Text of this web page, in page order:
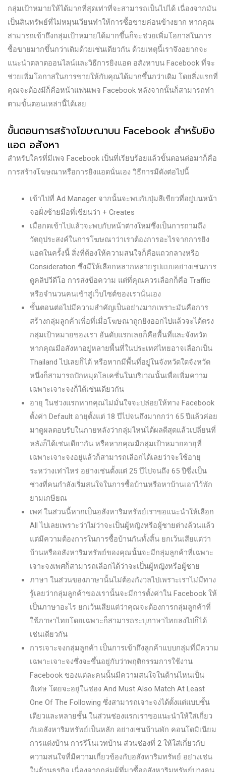
กลุ่มเป้าหมายให้ได้มากที่สุดเท่าที่จะสามารถเป็นไปได้ เนื่องจากมัน
เป็นสินทรัพย์ที่ไม่หมุนเวียนทำให้การซื้อขายค่อนข้างยาก หากคุณ
สามารถเข้าถึงกลุ่มเป้าหมายได้มากขึ้นก็จะช่วยเพิ่มโอกาสในการ
ซื้อขายมากขึ้นกว่าเดิมด้วยเช่นเดียวกัน ด้วยเหตุนี้เราจึงอยากจะ
แนะนำตลาดออนไลน์และวิธีการยิงแอด อสังหาบน Facebook ที่จะ
ช่วยเพิ่มโอกาสในการขายให้กับคุณได้มากขึ้นกว่าเดิม โดยสิ่งแรกที่
คุณจะต้องมีก็คือหน้าแฟนเพจ Facebook หลังจากนั้นก็สามารถทำ
ตามขั้นตอนเหล่านี้ได้เลย
ขั้นตอนการสร้างโฆษณาบน Facebook สำหรับยิง
แอด อสังหา
สำหรับใครที่มีเพจ Facebook เป็นที่เรียบร้อยแล้วขั้นตอนต่อมาก็คือ
การสร้างโฆษณาหรือการยิงแอดนั่นเอง วิธีการมีดังต่อไปนี้
เข้าไปที่ Ad Manager จากนั้นจะพบกับปุ่มสีเขียวที่อยู่บนหน้า
จอฝั่งซ้ายมือที่เขียนว่า + Creates
เมื่อกดเข้าไปแล้วจะพบกับหน้าต่างใหม่ซึ่งเป็นการถามถึง
วัตถุประสงค์ในการโฆษณาว่าเราต้องการอะไรจากการยิง
แอดในครั้งนี้ สิ่งที่ต้องให้ความสนใจก็คือแถวกลางหรือ
Consideration ซึ่งมีให้เลือกหลากหลายรูปแบบอย่างเช่นการ
ดูคลิปวีดีโอ การส่งข้อความ แต่ที่คุณควรเลือกก็คือ Traffic
หรือจำนวนคนเข้าสู่เว็บไซต์ของเรานั่นเอง
ขั้นตอนต่อไปมีความสำคัญเป็นอย่างมากเพราะมันคือการ
สร้างกลุ่มลูกค้าเพื่อที่เมื่อโฆษณาถูกยิงออกไปแล้วจะได้ตรง
กลุ่มเป้าหมายของเรา อันดับแรกเลยก็คือพื้นที่และจังหวัด
หากคุณมีอสังหาอยู่หลายพื้นที่ในประเทศไทยอาจเลือกเป็น
Thailand ไปเลยก็ได้ หรือหากมีพื้นที่อยู่ในจังหวัดใดจังหวัด
หนึ่งก็สามารถปักหมุดโลเคชั่นในบริเวณนั้นเพื่อเพิ่มความ
เฉพาะเจาะจงก็ได้เช่นเดียวกัน
อายุ ในช่วงแรกหากคุณไม่มั่นใจจะปล่อยให้ทาง Facebook
ตั้งค่า Default อายุตั้งแต่ 18 ปีไปจนถึงมากกว่า 65 ปีแล้วค่อย
มาดูผลตอบรับในภายหลังว่ากลุ่มไหนได้ผลดีสุดแล้วเปลี่ยนที่
หลังก็ได้เช่นเดียวกัน หรือหากคุณมีกลุ่มเป้าหมายอายุที่
เฉพาะเจาะจงอยู่แล้วก็สามารถเลือกได้เลยว่าจะใช้อายุ
ระหว่างเท่าไหร่ อย่างเช่นตั้งแต่ 25 ปีไปจนถึง 65 ปีซึ่งเป็น
ช่วงที่คนกำลังเริ่มสนใจในการซื้อบ้านหรือหาบ้านเอาไว้พัก
ยามเกษียณ
เพศ ในส่วนนี้หากเป็นอสังหาริมทรัพย์เราขอแนะนำให้เลือก
All ไปเลยเพราะว่าไม่ว่าจะเป็นผู้หญิงหรือผู้ชายต่างล้วนแล้ว
แต่มีความต้องการในการซื้อบ้านกันทั้งสิ้น ยกเว้นเสียแต่ว่า
บ้านหรืออสังหาริมทรัพย์ของคุณนั้นจะมีกลุ่มลูกค้าที่เฉพาะ
เจาะจงเพศก็สามารถเลือกได้ว่าจะเป็นผู้หญิงหรือผู้ชาย
ภาษา ในส่วนของภาษานั้นไม่ต้องกังวลไปเพราะเราไม่มีทาง
รู้เลยว่ากลุ่มลูกค้าของเรานั้นจะมีการตั้งค่าใน Facebook ให้
เป็นภาษาอะไร ยกเว้นเสียแต่ว่าคุณจะต้องการกลุ่มลูกค้าที่
ใช้ภาษาไทยโดยเฉพาะก็สามารถระบุภาษาไทยลงไปก็ได้
เช่นเดียวกัน
การเจาะจงกลุ่มลูกค้า เป็นการเข้าถึงลูกค้าแบบกลุ่มที่มีความ
เฉพาะเจาะจงซึ่งจะขึ้นอยู่กับว่าพฤติกรรมการใช้งาน
Facebook ของแต่ละคนนั้นมีความสนใจในด้านไหนเป็น
พิเศษ โดยจะอยู่ในช่อง And Must Also Match At Least
One Of The Following ซึ่งสามารถเจาะจงได้ตั้งแต่แบบชั้น
เดียวและหลายชั้น ในส่วนช่องแรกเราขอแนะนำให้ใส่เกี่ยว
กับอสังหาริมทรัพย์เป็นหลัก อย่างเช่นบ้านพัก คอนโดมิเนียม
การแต่งบ้าน การรีโนเวทบ้าน ส่วนช่องที่ 2 ให้ใส่เกี่ยวกับ
ความสนใจที่มีความเกี่ยวข้องกับอสังหาริมทรัพย์ อย่างเช่น